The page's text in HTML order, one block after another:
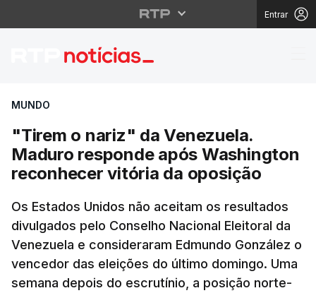
Entrar
"Tirem o nariz" da
MUNDO
"Tirem o nariz" da Venezuela.
Maduro responde após Washington
reconhecer vitória da oposição
Os Estados Unidos não aceitam os resultados
divulgados pelo Conselho Nacional Eleitoral da
Venezuela e consideraram Edmundo González o
vencedor das eleições do último domingo. Uma
semana depois do escrutínio, a posição norte-